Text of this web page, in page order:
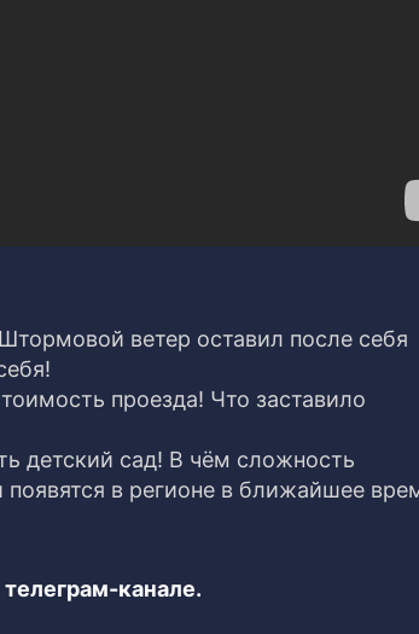
ветер оставил после себя
проезда! Что заставило
детский сад! В чём сложность
в регионе в ближайшее
канале.